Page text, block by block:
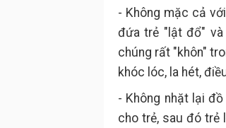
- Không mặc cả
đứa trẻ "lật đổ"
chúng rất "khôn"
khóc lóc, la hét,
- Không nhặt lại
cho trẻ, sau đó trẻ